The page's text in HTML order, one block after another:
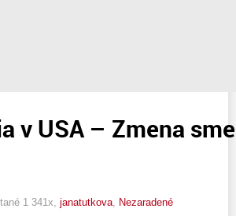
v USA – Zmena
1 341x, janatutkova Nezaradené